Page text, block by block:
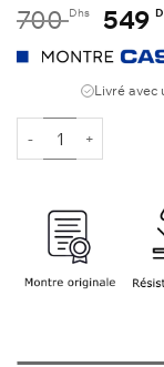
700Dhs Le
prix
était
700
549
Livré avec